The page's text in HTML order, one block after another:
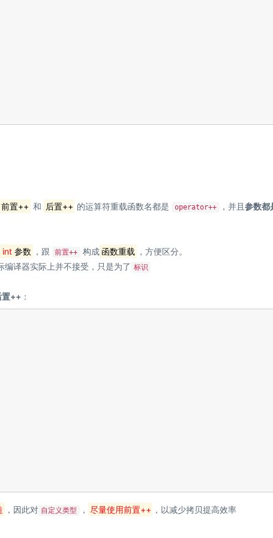
前置++ 和 后置++ 的运算符重载函数名都是 operator++ ，并且参数都
int 参数 ，跟 前置++ 构成函数重载 ，方便区分。
译器实际上并不接受，只是为了 标识
置++ ：
，因此对 自定义类型 ， 尽量使用前置++ ，以减少拷贝提高效率